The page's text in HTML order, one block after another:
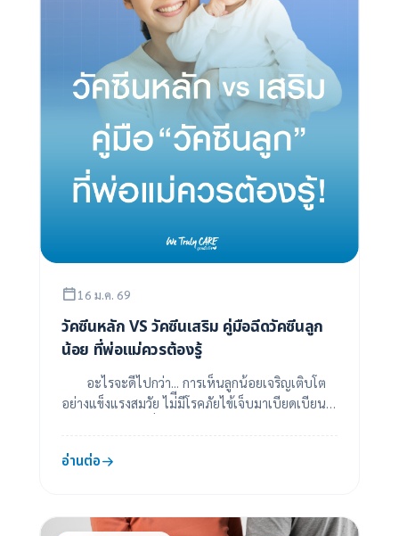
16 ม.ค. 69
วัคซีนหลัก VS วัคซีนเสริม คู่มือฉีดวัคซีนลูก
น้อย ที่พ่อแม่ควรต้องรู้
อะไรจะดีไปกว่า... การเห็นลูกน้อยเจริญเติบโต
อย่างแข็งแรงสมวัย ไม่ีมีโรคภัยไข้เจ็บมาเบียดเบียน
อ่านต่อ